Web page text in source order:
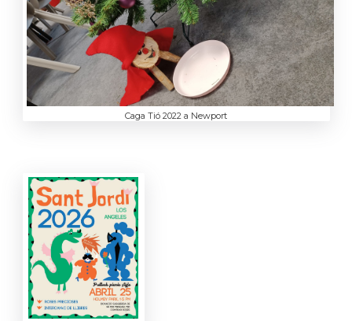
Caga Tió 2022 a Newport